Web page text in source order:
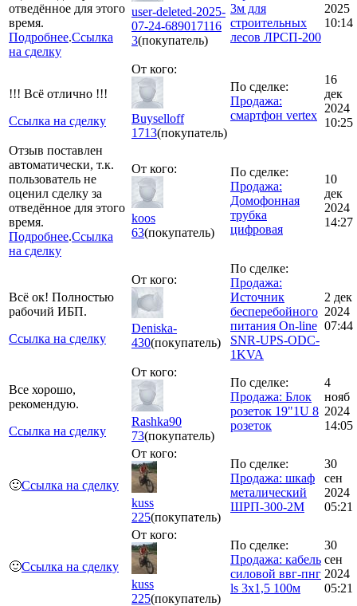
отведённое для этого
время.
Подробнее.Ссылка
на сделку
user-deleted-2025-
07-24-689017116
3(покупатель)
3м для
строительных
лесов ЛРСП-200
2025
10:14
!!! Всё отлично !!!
Ссылка на сделку
От кого:
Buyselloff
1713(покупатель)
По сделке:
Продажа:
смартфон vertex
16
дек
2024
10:25
Отзыв поставлен
автоматически, т.к.
пользователь не
оценил сделку за
отведённое для этого
время.
Подробнее.Ссылка
на сделку
От кого:
koos
63(покупатель)
По сделке:
Продажа:
Домофонная
трубка
цифровая
10
дек
2024
14:27
Всё ок! Полностью
рабочий ИБП.
Ссылка на сделку
От кого:
Deniska-
430(покупатель)
По сделке:
Продажа:
Источник
бесперебойного
питания On-line
SNR-UPS-ODC-
1KVA
2 дек
2024
07:44
Все хорошо,
рекомендую.
Ссылка на сделку
От кого:
Rashka90
73(покупатель)
По сделке:
Продажа: Блок
розеток 19"1U 8
розеток
4
нояб
2024
14:05
🙂Ссылка на сделку
От кого:
kuss
225(покупатель)
По сделке:
Продажа: шкаф
металический
ШРП-300-2М
30
сен
2024
05:21
🙂Ссылка на сделку
От кого:
kuss
225(покупатель)
По сделке:
Продажа: кабель
силовой ввг-пнг
ls 3х1,5 100м
30
сен
2024
05:21